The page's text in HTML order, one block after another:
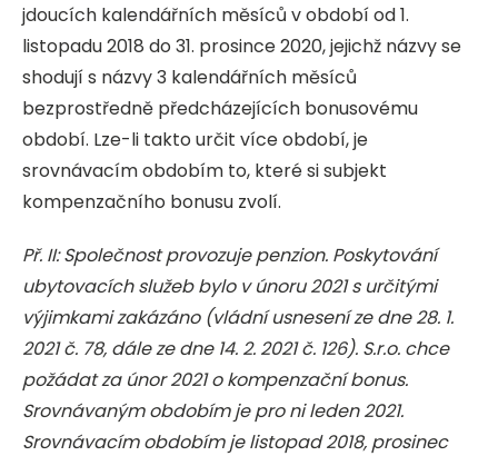
jdoucích kalendářních měsíců v období od 1.
listopadu 2018 do 31. prosince 2020, jejichž názvy se
shodují s názvy 3 kalendářních měsíců
bezprostředně předcházejících bonusovému
období. Lze-li takto určit více období, je
srovnávacím obdobím to, které si subjekt
kompenzačního bonusu zvolí.
Př. II: Společnost provozuje penzion. Poskytování
ubytovacích služeb bylo v únoru 2021 s určitými
výjimkami zakázáno (vládní usnesení ze dne 28. 1.
2021 č. 78, dále ze dne 14. 2. 2021 č. 126). S.r.o. chce
požádat za únor 2021 o kompenzační bonus.
Srovnávaným obdobím je pro ni leden 2021.
Srovnávacím obdobím je listopad 2018, prosinec